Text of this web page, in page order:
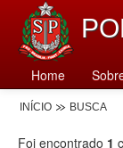
Home
INÍCIO BUSCA
Foi encontrado 1